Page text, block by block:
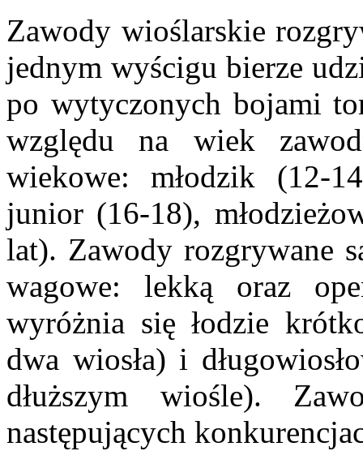
Zawody wioślarskie
jednym wyścigu bierze
po wytyczonych bojami
względu na wiek
wiekowe: młodzik (12-
junior (16-18),
lat). Zawody rozgrywane
wagowe: lekką oraz
wyróżnia się łodzie
dwa wiosła) i
dłuższym wiośle).
następujących